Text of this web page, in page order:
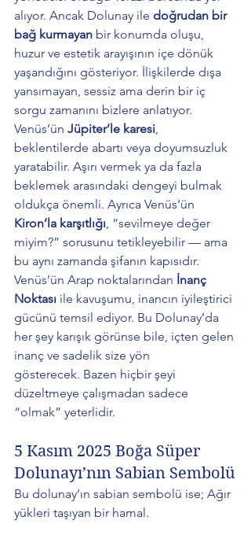
alıyor. Ancak Dolunay ile doğrudan bir
bağ kurmayan bir konumda oluşu,
huzur ve estetik arayışının içe dönük
yaşandığını gösteriyor. İlişkilerde dışa
yansımayan, sessiz ama derin bir iç
sorgu zamanını bizlere anlatıyor.
Venüs’ün Jüpiter’le karesi,
beklentilerde abartı veya doyumsuzluk
yaratabilir. Aşırı vermek ya da fazla
beklemek arasındaki dengeyi bulmak
oldukça önemli. Ayrıca Venüs’ün
Kiron’la karşıtlığı, “sevilmeye değer
miyim?” sorusunu tetikleyebilir — ama
bu aynı zamanda şifanın kapısıdır.
Venüs’ün Arap noktalarından İnanç
Noktası ile kavuşumu, inancın iyileştirici
gücünü temsil ediyor. Bu Dolunay’da
her şey karışık görünse bile, içten gelen
inanç ve sadelik size yön
gösterecek. Bazen hiçbir şeyi
düzeltmeye çalışmadan sadece
“olmak” yeterlidir.
5 Kasım 2025 Boğa Süper
Dolunayı’nın Sabian Sembolü
Bu dolunay’ın sabian sembolü ise; Ağır
yükleri taşıyan bir hamal.